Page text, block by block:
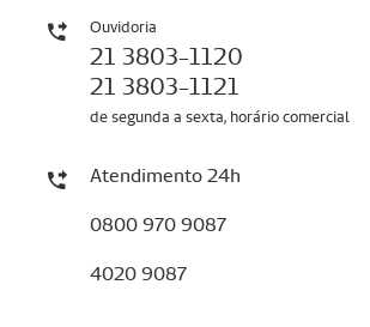
Ouvidoria
21 3803-1120
21 3803-1121
de segunda a sexta, horário comercial
Atendimento 24h
0800 970 9087
4020 9087